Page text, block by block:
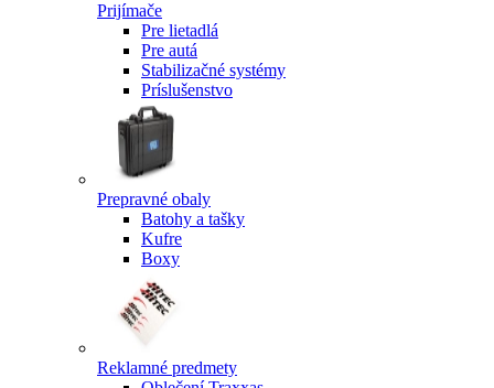
Prijímače
Pre lietadlá
Pre autá
Stabilizačné systémy
Príslušenstvo
Prepravné obaly
Batohy a tašky
Kufre
Boxy
Reklamné predmety